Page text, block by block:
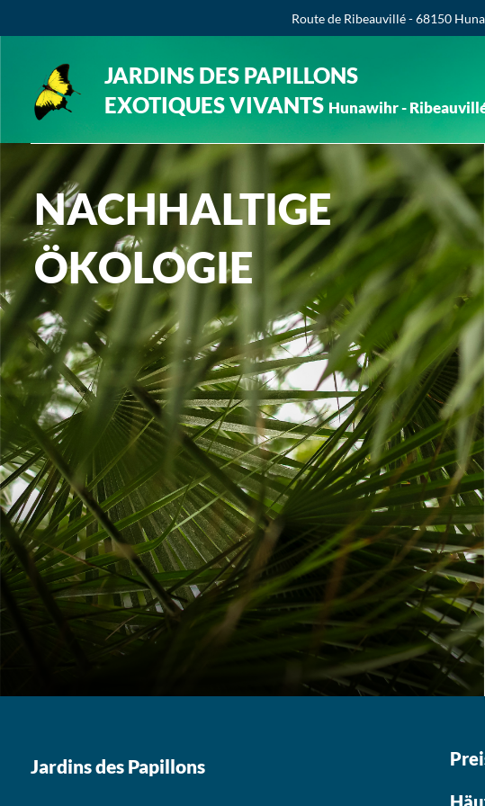
Route de Ribeauvillé - 68150
JARDINS DES PAPILLONS
EXOTIQUES VIVANTS Hunawihr -
NACHHALTIGE
ÖKOLOGIE
Jardins des Papillons